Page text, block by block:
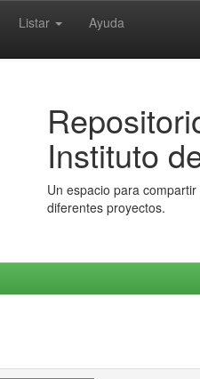
Listar Ayuda
Instituto
Un espacio para
diferentes proyectos.